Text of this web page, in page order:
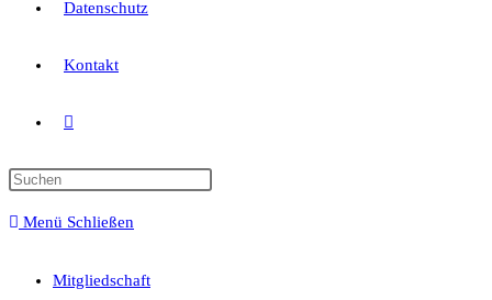
Datenschutz
Kontakt
Website-
umschalten
Menü Schließen
Mitgliedschaft